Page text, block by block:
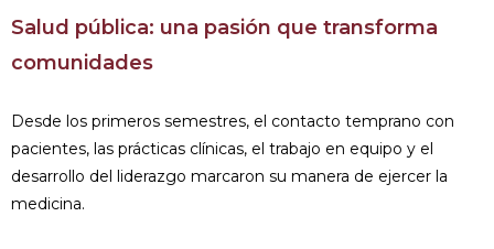
Salud pública: una pasión que transforma
comunidades
Desde los primeros semestres, el contacto temprano con
pacientes, las prácticas clínicas, el trabajo en equipo y el
desarrollo del liderazgo marcaron su manera de ejercer la
medicina.